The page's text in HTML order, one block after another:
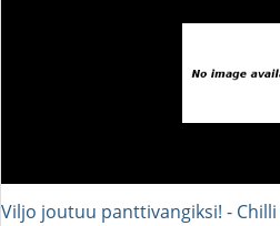
Viljo joutuu panttivangiksi! - Chilli